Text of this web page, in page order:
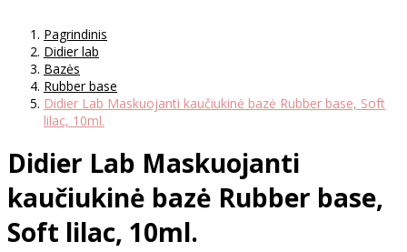
Pagrindinis
Didier lab
Bazės
Rubber base
Didier Lab Maskuojanti kaučiukinė bazė Rubber base, Soft
lilac, 10ml.
Didier Lab Maskuojanti
kaučiukinė bazė Rubber base,
Soft lilac, 10ml.